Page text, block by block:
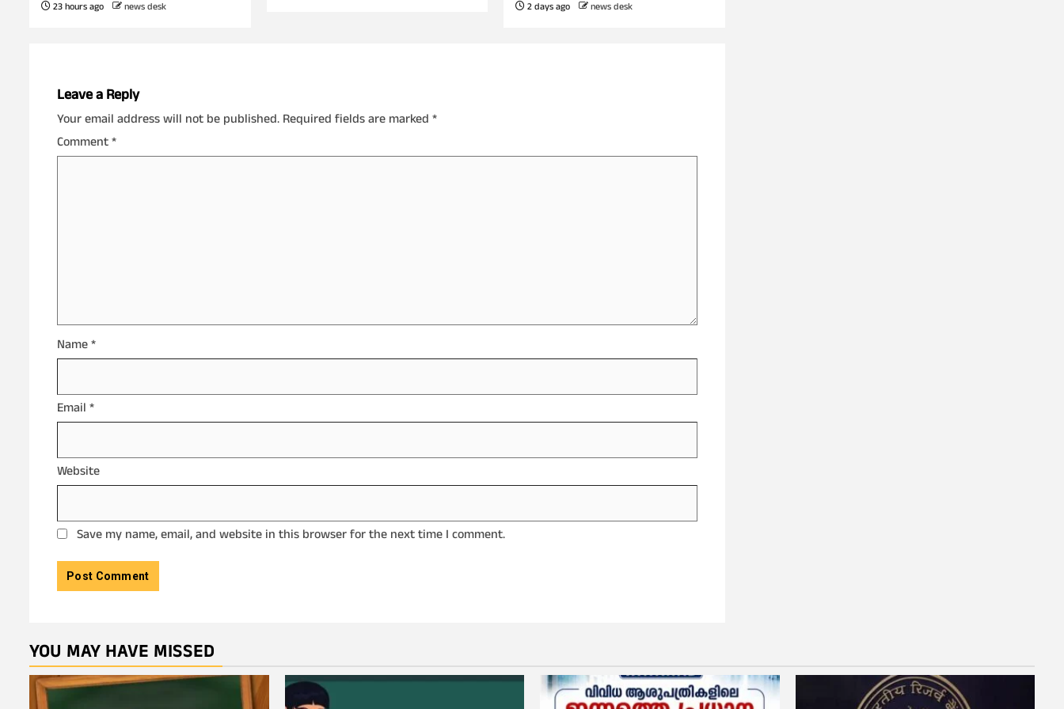
23 hours ago news desk 2 days ago news desk
Leave a Reply
Your email address will not be published. Required fields are marked *
Comment*
Name*
Email *
Website
Save my name, email, and website in this browser for the next time I comment.
YOU MAY HAVE MISSED